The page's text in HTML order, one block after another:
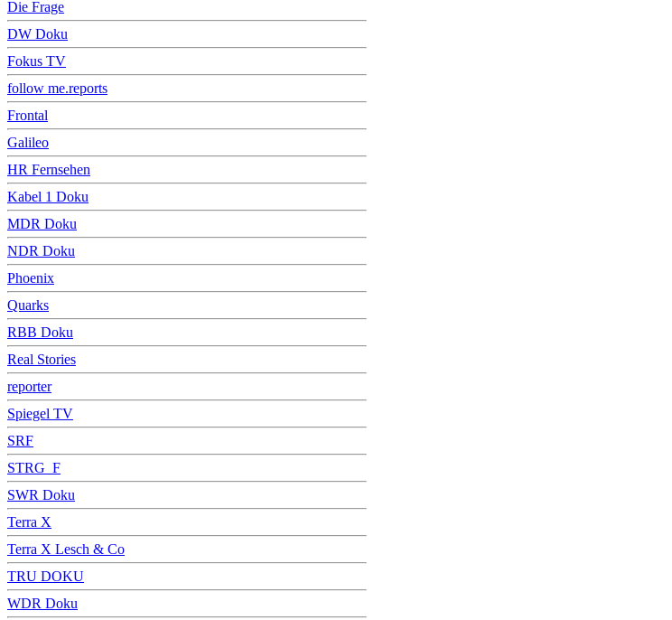
Die Frage
DW Doku
Fokus TV
follow me.reports
Frontal
Galileo
HR Fernsehen
Kabel 1 Doku
MDR Doku
NDR Doku
Phoenix
Quarks
RBB Doku
Real Stories
reporter
Spiegel TV
SRF
STRG_F
SWR Doku
Terra X
Terra X Lesch & Co
TRU DOKU
WDR Doku